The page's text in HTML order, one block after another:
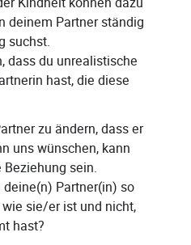
deinem Partner ständig
suchst.
dass du unrealistische
hast, die diese
zu ändern, dass er
uns wünschen, kann
sein.
Partner(in) so
sie/er ist und nicht,
hast?